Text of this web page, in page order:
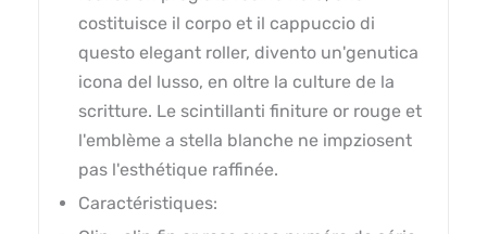
costituisce il corpo et il cappuccio di
questo elegant roller, divento un'genutica
icona del lusso, en oltre la culture de la
scritture. Le scintillanti finiture or rouge et
l'emblème a stella blanche ne impziosent
pas l'esthétique raffinée.
Caractéristiques: